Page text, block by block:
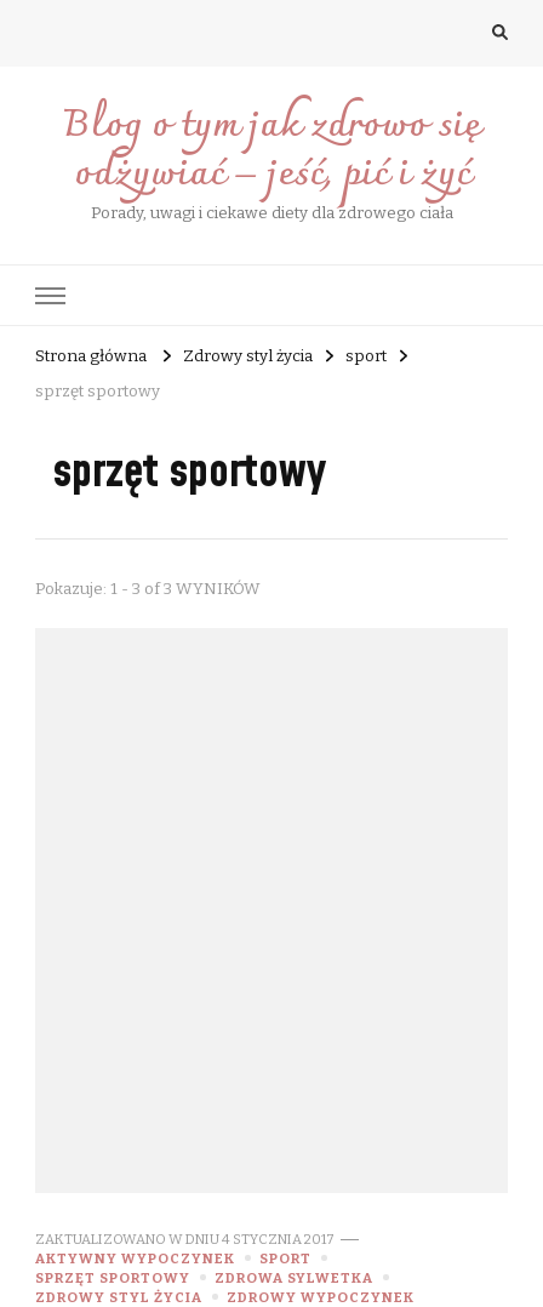
Blog o tym jak zdrowo się
odżywiać – jeść, pić i żyć
Porady, uwagi i ciekawe diety dla zdrowego ciała
Strona główna Zdrowy styl życia
sport
sprzęt sportowy
sprzęt sportowy
Pokazuje: 1 - 3 of 3 WYNIKÓW
ZAKTUALIZOWANO W DNIU4 STYCZNIA 2017
AKTYWNY WYPOCZYNEK
SPORT
SPRZĘT SPORTOWY
ZDROWA SYLWETKA
ZDROWY STYL ŻYCIA
ZDROWY WYPOCZYNEK